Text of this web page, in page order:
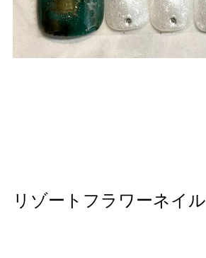
リゾートフラワーネイル